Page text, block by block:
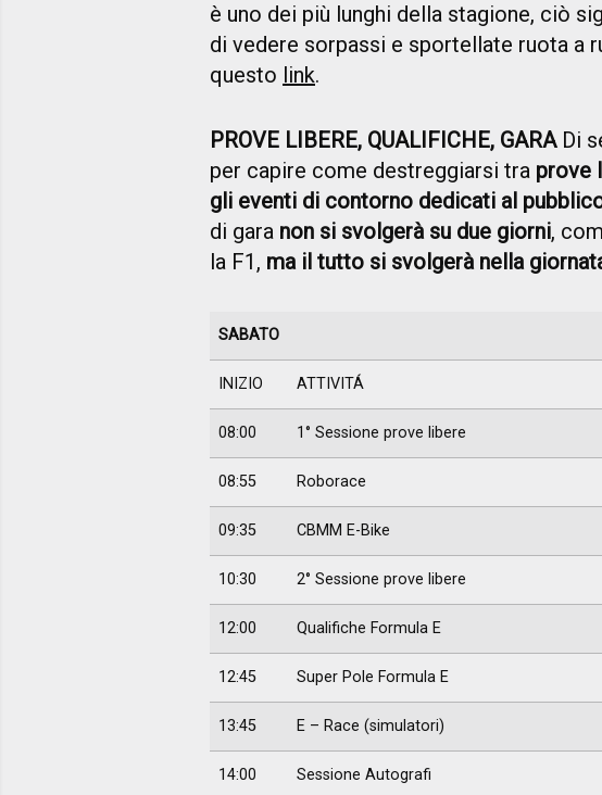
è uno dei più lunghi della stagione, ciò
di vedere sorpassi e sportellate ruota a
questo link.
PROVE LIBERE, QUALIFICHE, GARADi
per capire come destreggiarsi tra prove
gli eventi di contorno dedicati al
di gara non si svolgerà su due giorni,
la F1, ma il tutto si svolgerà nella
SABATO
INIZIO ATTIVITÁ
08:00 1° Sessione prove libere
08:55 Roborace
09:35 CBMM E-Bike
10:30 2° Sessione prove libere
12:00 Qualifiche Formula E
12:45 Super Pole Formula E
13:45 E – Race (simulatori)
14:00 Sessione Autografi